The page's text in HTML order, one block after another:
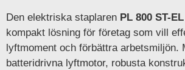
Den elektriska staplaren PL 800 ST-EL
kompakt lösning för företag som vill
lyftmoment och förbättra arbetsmiljön.
batteridrivna lyftmotor, robusta